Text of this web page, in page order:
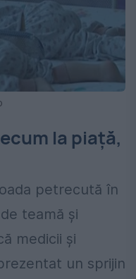
la piaţă,
petrecută în
teamă şi
medicii şi
un sprijin